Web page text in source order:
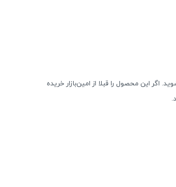
اگر این محصول را قبلا از امین‌بازار خریده